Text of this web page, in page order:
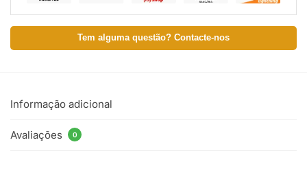
Tem alguma questão? Contacte-nos
Informação adicional
Avaliações 0